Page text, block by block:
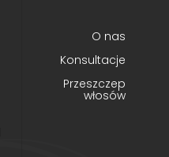
O nas
Konsultacje
Przeszczep
włosów